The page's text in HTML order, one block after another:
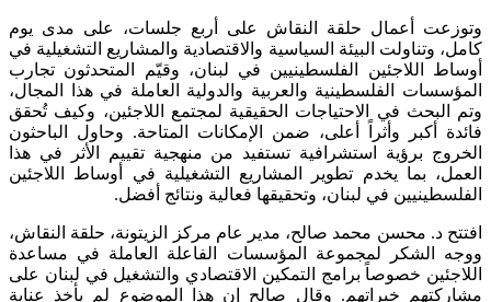
وتوزعت أعمال حلقة النقاش على أربع جلسات، على مدى يوم
كامل، وتناولت البيئة السياسية والاقتصادية والمشاريع التشغيلية في
أوساط اللاجئين الفلسطينيين في لبنان، وقيّم المتحدثون تجارب
المؤسسات الفلسطينية والعربية والدولية العاملة في هذا المجال،
وتم البحث في الاحتياجات الحقيقية لمجتمع اللاجئين، وكيف تُحقق
فائدة أكبر وأثراً أعلى، ضمن الإمكانات المتاحة. وحاول الباحثون
الخروج برؤية استشرافية تستفيد من منهجية تقييم الأثر في هذا
العمل، بما يخدم تطوير المشاريع التشغيلية في أوساط اللاجئين
الفلسطينيين في لبنان، وتحقيقها فعالية ونتائج أفضل.
افتتح د. محسن محمد صالح، مدير عام مركز الزيتونة، حلقة النقاش،
ووجه الشكر لمجموعة المؤسسات الفاعلة العاملة في مساعدة
اللاجئين خصوصاً برامج التمكين الاقتصادي والتشغيل في لبنان على
مشاركتهم خبراتهم. وقال صالح إن هذا الموضوع لم يأخذ عناية